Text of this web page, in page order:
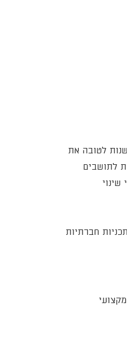
לטובה את
לתושבים
חברתיות